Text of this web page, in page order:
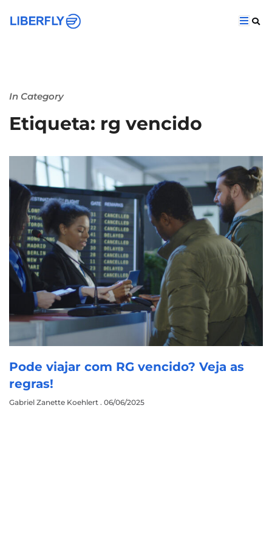
In Category
Etiqueta: rg vencido
Pode viajar com RG vencido? Veja as
regras!
Gabriel Zanette Koehlert 06/06/2025